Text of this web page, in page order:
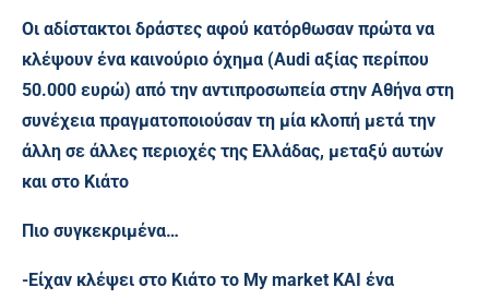
Οι αδίστακτοι δράστες αφού κατόρθωσαν πρώτα να
κλέψουν ένα καινούριο όχημα (Audi αξίας περίπου
50.000 ευρώ) από την αντιπροσωπεία στην Αθήνα στη
συνέχεια πραγματοποιούσαν τη μία κλοπή μετά την
άλλη σε άλλες περιοχές της Ελλάδας, μεταξύ αυτών
και στο Κιάτο
Πιο συγκεκριμένα…
-Είχαν κλέψει στο Κιάτο το My market ΚΑΙ ένα